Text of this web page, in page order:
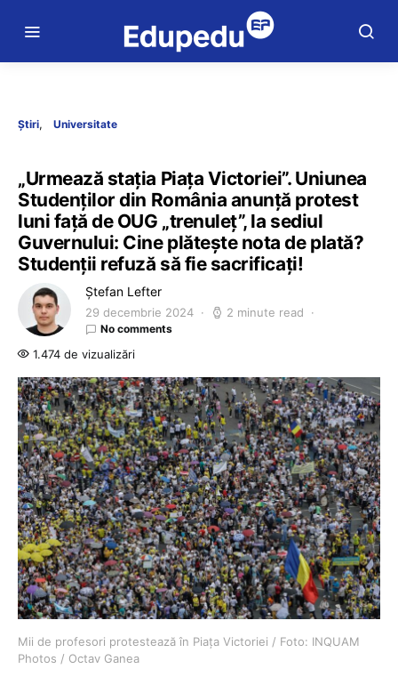
Știri Universitate
„Urmează stația Piața Victoriei”. Uniunea
Studenților din România anunță protest
luni față de OUG „trenuleț”, la sediul
Guvernului: Cine plătește nota de plată?
Studenții refuză să fie sacrificați!
Ștefan Lefter
29 decembrie 2024 2 minute read
No comments
1.474 de vizualizări
Mii de profesori protestează în Piața Victoriei / Foto: INQUAM
Photos / Octav Ganea